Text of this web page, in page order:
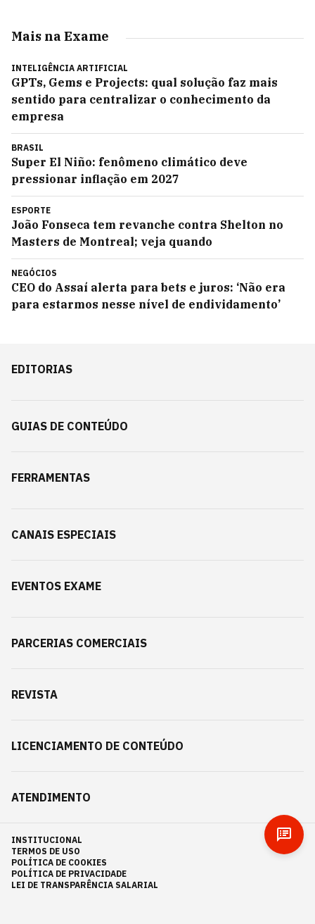
Mais na Exame
INTELIGÊNCIA ARTIFICIAL
GPTs, Gems e Projects: qual solução faz mais
sentido para centralizar o conhecimento da
empresa
BRASIL
Super El Niño: fenômeno climático deve
pressionar inflação em 2027
ESPORTE
João Fonseca tem revanche contra Shelton no
Masters de Montreal; veja quando
NEGÓCIOS
CEO do Assaí alerta para bets e juros: ‘Não era
para estarmos nesse nível de endividamento’
EDITORIAS
GUIAS DE CONTEÚDO
FERRAMENTAS
CANAIS ESPECIAIS
EVENTOS EXAME
PARCERIAS COMERCIAIS
REVISTA
LICENCIAMENTO DE CONTEÚDO
ATENDIMENTO
INSTITUCIONAL
TERMOS DE USO
POLÍTICA DE COOKIES
POLÍTICA DE PRIVACIDADE
LEI DE TRANSPARÊNCIA SALARIAL